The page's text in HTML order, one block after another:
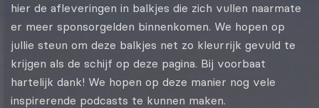
hier de afleveringen in balkjes die zich vullen naarmate
er meer sponsorgelden binnenkomen. We hopen op
jullie steun om deze balkjes net zo kleurrijk gevuld te
krijgen als de schijf op deze pagina. Bij voorbaat
hartelijk dank! We hopen op deze manier nog vele
inspirerende podcasts te kunnen maken.